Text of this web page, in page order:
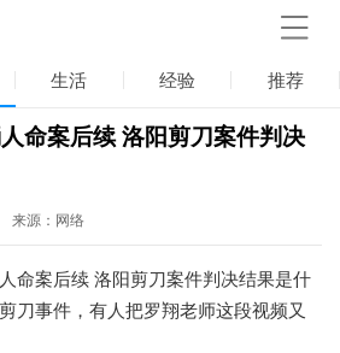
生活 经验 推荐
命案后续 洛阳剪刀案件判决
来源：网络
案后续 洛阳剪刀案件判决结果是什
刀事件，有人把罗翔老师这段视频又